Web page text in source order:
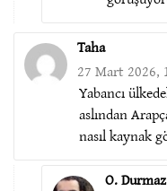
Taha
27 Mart 2026,
Yabancı
aslından
nasıl kaynak
O. Durmaz